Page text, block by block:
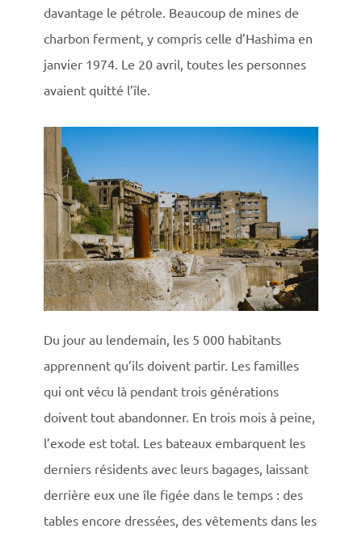
davantage le pétrole. Beaucoup de mines de
charbon ferment, y compris celle d’Hashima en
janvier 1974. Le 20 avril, toutes les personnes
avaient quitté l’île.
Du jour au lendemain, les 5 000 habitants
apprennent qu’ils doivent partir. Les familles
qui ont vécu là pendant trois générations
doivent tout abandonner. En trois mois à peine,
l’exode est total. Les bateaux embarquent les
derniers résidents avec leurs bagages, laissant
derrière eux une île figée dans le temps : des
tables encore dressées, des vêtements dans les